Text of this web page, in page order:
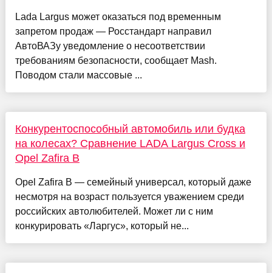
Lada Largus может оказаться под временным
запретом продаж — Росстандарт направил
АвтоВАЗу уведомление о несоответствии
требованиям безопасности, сообщает Mash.
Поводом стали массовые ...
Конкурентоспособный автомобиль или будка
на колесах? Сравнение LADA Largus Cross и
Opel Zafira B
Opel Zafira B — семейный универсал, который даже
несмотря на возраст пользуется уважением среди
российских автолюбителей. Может ли с ним
конкурировать «Ларгус», который не...